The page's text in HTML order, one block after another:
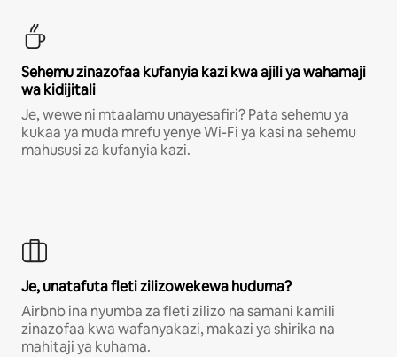
Sehemu zinazofaa kufanyia kazi kwa ajili ya wahamaji
wa kidijitali
Je, wewe ni mtaalamu unayesafiri? Pata sehemu ya
kukaa ya muda mrefu yenye Wi-Fi ya kasi na sehemu
mahususi za kufanyia kazi.
Je, unatafuta fleti zilizowekewa huduma?
Airbnb ina nyumba za fleti zilizo na samani kamili
zinazofaa kwa wafanyakazi, makazi ya shirika na
mahitaji ya kuhama.